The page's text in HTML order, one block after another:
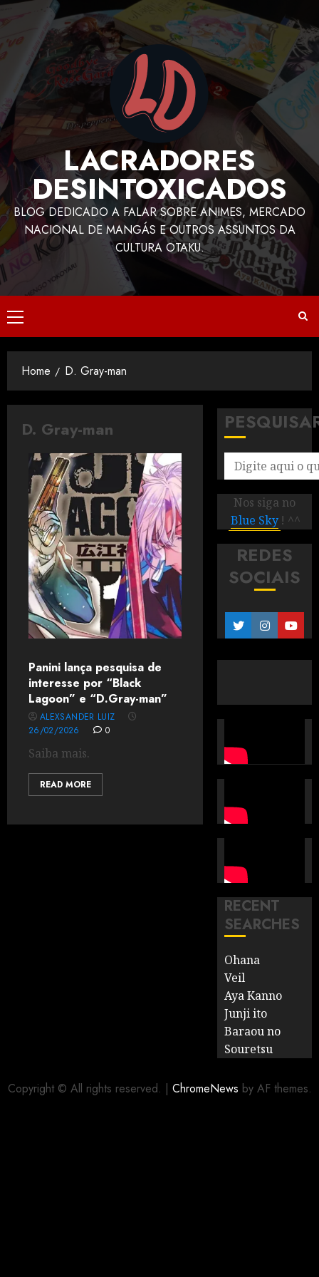
LACRADORES
DESINTOXICADOS
BLOG DEDICADO A FALAR SOBRE ANIMES, MERCADO
NACIONAL DE MANGÁS E OUTROS ASSUNTOS DA
CULTURA OTAKU.
Home D. Gray-man
D. Gray-man
Panini lança pesquisa de
interesse por “Black
Lagoon” e “D.Gray-man”
ALEXSANDER LUIZ
26/02/2026
0
Saiba mais.
READ MORE
Nos siga no
Blue Sky ! ^^
REDES
SOCIAIS
RECENT
SEARCHES
Ohana
Veil
Aya Kanno
Junji ito
Baraou no
Souretsu
Copyright © All rights reserved. | ChromeNews by AF themes.